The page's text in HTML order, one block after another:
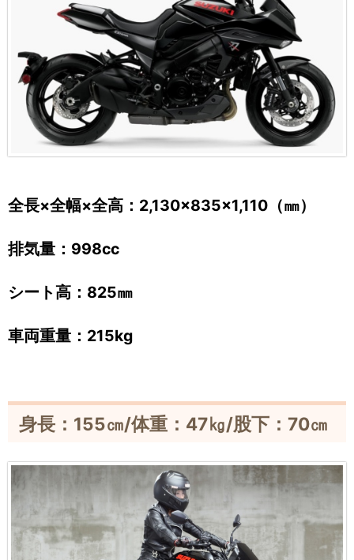
全長×全幅×全高：2,130×835×1,110（㎜）
排気量：998cc
シート高：825㎜
車両重量：215kg
身長：155㎝/体重：47㎏/股下：70㎝